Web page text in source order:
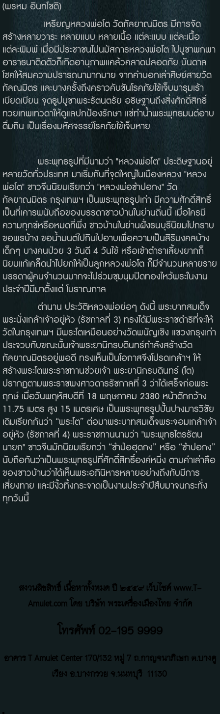
(พรหม อินทโชติ)
เหรียญหลวงพ่อโต วัดกัลยาณมิตร มีการจัด
สร้างหลายวาระ หลายแบบ หลายเนื้อ แต่ละแบบ แต่ละเนื้อ
แต่ละพิมพ์ เมื่อมีประชาชนไปนมัสการหลวงพ่อโต ไปบูชาพกพา
อาราธนาติดตัวก็เกิดอานุภาพแคล้วคลาดปลอดภัย บันดาล
โชคให้สมความปรารถนามากมาย จากคำบอกเล่าศิษย์สายวัด
กัลณมิตร และบางครั้งถึงคราวคับขันโรคภัยไข้เจ็บมารุมเร้า
เบียดเบียน จุดธูปบูชาพระรัตนตรัย อธิษฐานถึงสิ่งศักดิ์สิทธิ์
ทวยเทพเทวดาให้ดูแลปกป้องรักษา แช่ทำน้ำพระพุทธมนต์อาบ
ดื่มกิน เป็นเรื่องมหัศจรรย์โรคภัยไข้เจ็บหาย
พระพุทธรูปที่มีนามว่า "หลวงพ่อโต" ประดิษฐานอยู่
หลายวัดทั่วประเทศ มาเริ่มกันที่จุดใหญ่ในเมืองหลวง "หลวง
พ่อโต" ชาวจีนนิยมเรียกว่า "หลวงพ่อซำปอกง" วัด
กัลยาณมิตร กรุงเทพฯ เป็นพระพุทธรูปเก่า มีความศักดิ์สิทธิ์
เป็นที่เคารพนับถือของบรรดาชาวบ้านในย่านถิ่นนี้ เมื่อใครมี
ความทุกข์หรือหมดที่พึ่ง ชาวบ้านในย่านฝั่งธนบุรีนิยมไปกราบ
ขอพรบ้าง ขอน้ำมนต์ไปกินไปอาบเพื่อความเป็นสิริมงคลบ้าง
เด็กๆ บางคนป่วย 3 วันดี 4 วันไข้ หรือเข้าตำราเลี้ยงยากก็
นิยมแก้เคล็ดนำไปยกให้เป็นลูกหลวงพ่อโต ก็มีจำนวนหลายราย
บรรดาผู้คนจำนวนมากจะไปร่วมชุมนุมปิดทองไหว้พระในงาน
ประจำปีมีมาตั้งแต่ โบราณกาล
ตำนาน ประวัติหลวงพ่อย่อๆ ดังนี้ พระบาทสมเด็จ
พระนั่งเกล้าเจ้าอยู่หัว (รัชกาลที่ 3) ทรงได้มีพระราชดำริที่จะให้
วัดในกรุงเทพฯ มีพระโตเหมือนอย่างวัดพนัญเชิง แขวงกรุงเก่า
ประจวบกับขณะนั้นเจ้าพระยานิกรบดินทร์กำลังสร้างวัด
กัลยาณมิตรอยู่พอดี ทรงเห็นเป็นโอกาสจึงโปรดเกล้าฯ ให้
สร้างพระโตพระราชทานช่วยเจ้า พระยานิกรบดินทร์ (โต)
ปรากฏตามพระราชพงศาวดารรัชกาลที่ 3 ว่าได้เสร็จก่อพระ
ฤกษ์ เมื่อวันพฤหัสบดีที่ 18 พฤษภาคม 2380 หน้าตักกว้าง
11.75 เมตร สูง 15 เมตรเศษ เป็นพระพุทธรูปปั้นปางมารวิชัย
เดิมเรียกกันว่า “พระโต” ต่อมาพระบาทสมเด็จพระจอมเกล้าเจ้า
อยู่หัว (รัชกาลที่ 4) พระราชทานนามว่า "พระพุทธไตรรัตน
นายก" ชาวจีนมักนิยมเรียกว่า “ซำป่อฮุดกง” หรือ “ซำปอกง”
นับถือกันว่าเป็นพระพุทธรูปที่ศักดิ์สิทธิ์องค์หนึ่ง ตามคำเล่าลือ
ของชาวบ้านว่าได้เห็นพระอภินิหารหลายอย่างถึงกับมีการ
เสี่ยงทาย และมีงิ้วทิ้งกระจาดเป็นงานประจำปีสืบมาจนกระทั่ง
ทุกวันนี้
สงวนลิขสิทธิ์ เนื้อหาทั้งหมด ปี ๒๕๕๙ เว็บไซค์ www.T-
Amulet.com โดย บริษัท พระเครื่องเมืองไทย จำกัด
โทรศัพท์ 02-195 9999
อาคาร T Amulet Center170/132 หมู่ 7 ถ.กาญจนาภิเษก ต.บางคู
เวียง อ.บางกรวย จ.นนทบุรี 11130